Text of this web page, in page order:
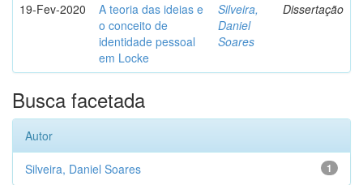
19-Fev-2020
A teoria das ideias e
o conceito de
identidade pessoal
em Locke
Silveira,
Daniel
Soares
Dissertação
Busca facetada
Autor
1
Silveira, Daniel Soares